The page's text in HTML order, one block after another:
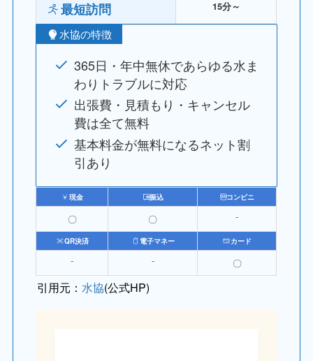
最短訪問 15分～
水協の特徴
365日・年中無休であらゆる水ま
わりトラブルに対応
出張費・見積もり・キャンセル
費は全て無料
基本料金が無料になるネット割
引あり
現金 振込 コンビニ
〇 〇 ⁻
QR決済 電子マネー カード
⁻ ⁻ 〇
引用元：水協(公式HP)